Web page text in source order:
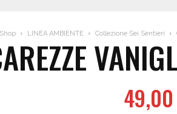
Shop LINEA AMBIENTE Collezione Sei Sentieri
49,00